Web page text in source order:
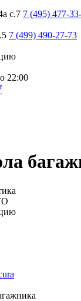
с.7 7 (495) 477-
7 (499) 490-27-73
22:00